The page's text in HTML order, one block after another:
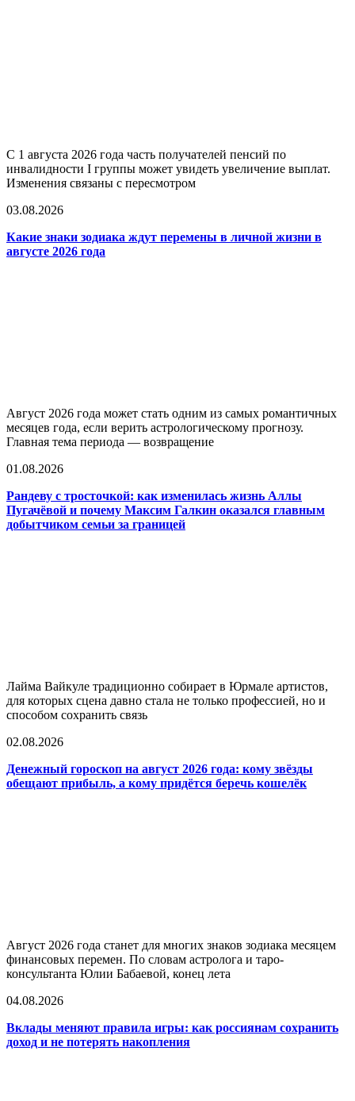
С 1 августа 2026 года часть получателей пенсий по
инвалидности I группы может увидеть увеличение выплат.
Изменения связаны с пересмотром
03.08.2026
Какие знаки зодиака ждут перемены в личной жизни в
августе 2026 года
Август 2026 года может стать одним из самых романтичных
месяцев года, если верить астрологическому прогнозу.
Главная тема периода — возвращение
01.08.2026
Рандеву с тросточкой: как изменилась жизнь Аллы
Пугачёвой и почему Максим Галкин оказался главным
добытчиком семьи за границей
Лайма Вайкуле традиционно собирает в Юрмале артистов,
для которых сцена давно стала не только профессией, но и
способом сохранить связь
02.08.2026
Денежный гороскоп на август 2026 года: кому звёзды
обещают прибыль, а кому придётся беречь кошелёк
Август 2026 года станет для многих знаков зодиака месяцем
финансовых перемен. По словам астролога и таро-
консультанта Юлии Бабаевой, конец лета
04.08.2026
Вклады меняют правила игры: как россиянам сохранить
доход и не потерять накопления